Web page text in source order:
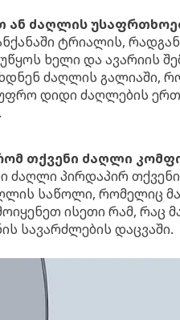
ან ძაღლის
ტრიალის,
ხელი და ავარიის
ძაღლის გალიაში,
დიდი ძაღლების
თქვენი ძაღლი
ძაღლი პირდაპირ თქვენი
საწოლი, რომელიც
ისეთი რამ, რაც
სავარძლების დაცვაში.